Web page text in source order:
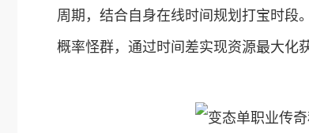
周期，结合自身在线时间规划打宝时段
概率怪群，通过时间差实现资源最大化获